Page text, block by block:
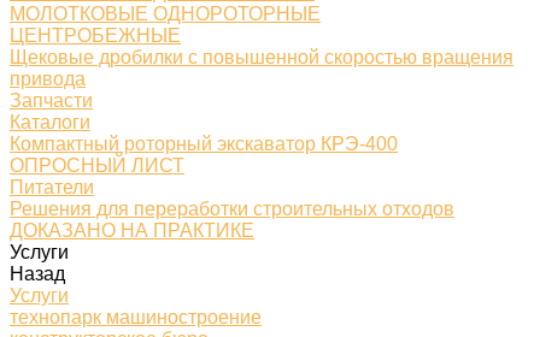
МОЛОТКОВЫЕ ОДНОРОТОРНЫЕ
ЦЕНТРОБЕЖНЫЕ
Щековые дробилки с повышенной скоростью вращения
привода
Запчасти
Каталоги
Компактный роторный экскаватор КРЭ-400
ОПРОСНЫЙ ЛИСТ
Питатели
Решения для переработки строительных отходов
ДОКАЗАНО НА ПРАКТИКЕ
Услуги
Назад
Услуги
технопарк машиностроение